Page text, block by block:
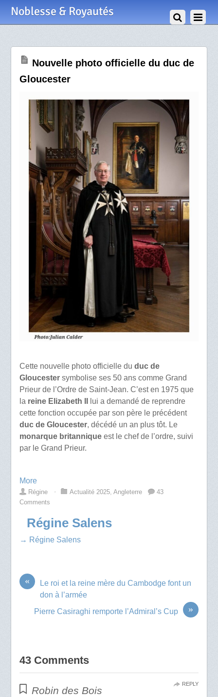
Noblesse & Royautés
Nouvelle photo officielle du duc de
Gloucester
Cette nouvelle photo officielle du duc de
Gloucestersymbolise ses 50 ans comme Grand
Prieur de l’Ordre de Saint-Jean. C’est en 1975 que
la reine Elizabeth II
lui a demandé de reprendre
cette fonction occupée par son père le précédent
duc de Gloucester, décédé un an plus tôt. Le
monarque britanniqueest le chef de l’ordre, suivi
par le Grand Prieur.
More
Régine ⋅ Actualité 2025, Angleterre
43
Comments
Régine Salens
→ Régine Salens
«
Le roi et la reine mère du Cambodge font un
don à l’armée
»
Pierre Casiraghi remporte l’Admiral’s Cup
43 Comments
Robin des Bois
REPLY